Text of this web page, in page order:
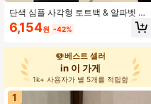
단색 심플 사각형 토트백 & 알파벳 패
턴 & 스트링 디자인 여성용
6,154원 -42%
베스트 셀러
in 이 가게
1k+ 사용자가 별 5개를 적립함
1